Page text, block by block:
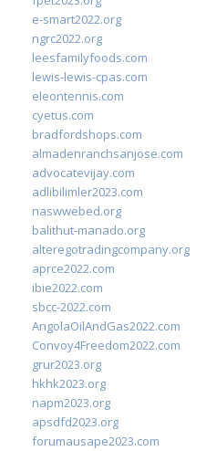
e-smart2022.org
ngrc2022.org
leesfamilyfoods.com
lewis-lewis-cpas.com
eleontennis.com
cyetus.com
bradfordshops.com
almadenranchsanjose.com
advocatevijay.com
adlibilimler2023.com
naswwebed.org
balithut-manado.org
alteregotradingcompany.org
aprce2022.com
ibie2022.com
sbcc-2022.com
AngolaOilAndGas2022.com
Convoy4Freedom2022.com
grur2023.org
hkhk2023.org
napm2023.org
apsdfd2023.org
forumausape2023.com